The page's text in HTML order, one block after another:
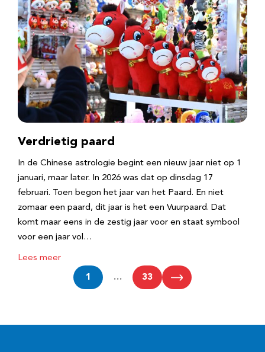
Verdrietig paard
In de Chinese astrologie begint een nieuw jaar niet op 1
januari, maar later. In 2026 was dat op dinsdag 17
februari. Toen begon het jaar van het Paard. En niet
zomaar een paard, dit jaar is het een Vuurpaard. Dat
komt maar eens in de zestig jaar voor en staat symbool
voor een jaar vol…
Lees meer
1 … 33